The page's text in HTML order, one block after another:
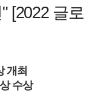
[2022 글로
개최
수상